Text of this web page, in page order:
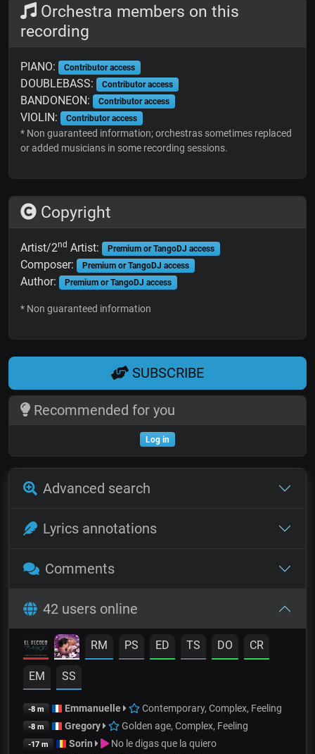
Orchestra members on this
recording
PIANO: Contributor access
DOUBLEBASS: Contributor access
BANDONEON: Contributor access
VIOLIN: Contributor access
* Non guaranteed information; orchestras sometimes replaced
or added musicians in some recording sessions.
Copyright
Artist/2nd Artist: Premium or TangoDJ access
Composer: Premium or TangoDJ access
Author: Premium or TangoDJ access
* Non guaranteed information
SUBSCRIBE
Recommended for you
Log in
Advanced search
Lyrics annotations
Comments
42 users online
RM PS ED TS DO CR
EM SS
-8 m Emmanuelle Contemporary, Complex, Feeling
-8 m Gregory Golden age, Complex, Feeling
-17 m Sorin No le digas que la quiero